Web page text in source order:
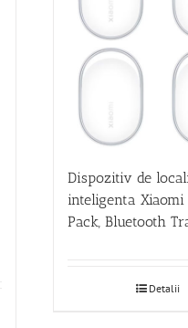
Dispozitiv de
inteligenta Xiaomi
Pack, Bluetooth
Detalii